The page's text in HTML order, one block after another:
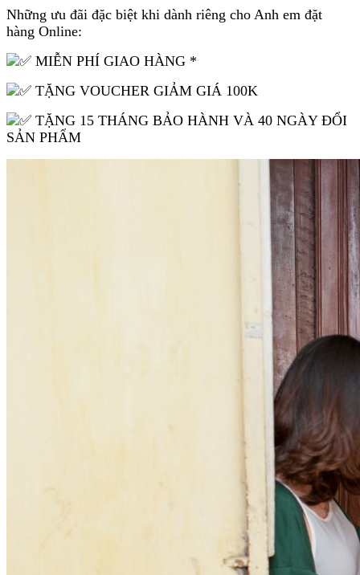
Những ưu đãi đặc biệt khi dành riêng cho Anh em đặt
hàng Online:
MIỄN PHÍ GIAO HÀNG *
TẶNG VOUCHER GIẢM GIÁ 100K
TẶNG 15 THÁNG BẢO HÀNH VÀ 40 NGÀY ĐỔI
SẢN PHẨM